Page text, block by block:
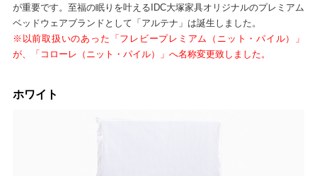
が重要です。至福の眠りを叶えるIDC大塚家具オリジナルのプレミアム
ベッドウェアブランドとして「アルテナ」は誕生しました。
※以前取扱いのあった「フレビープレミアム（ニット・パイル）」
が、「コローレ（ニット・パイル）」へ名称変更致しました。
ホワイト